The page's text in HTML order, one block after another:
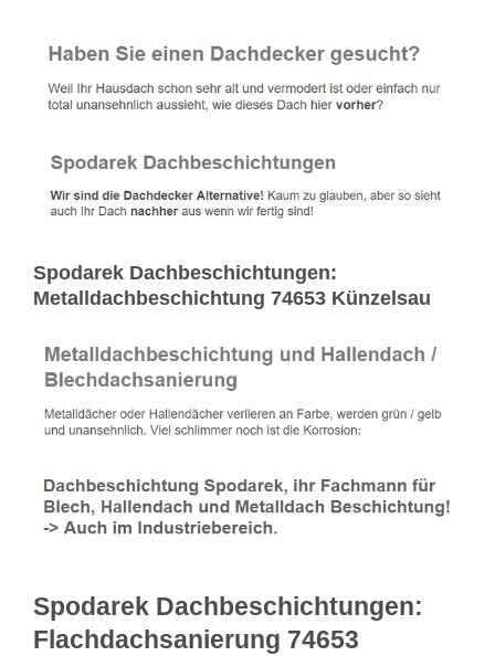
Spodarek Dachbeschichtungen:
Metalldachbeschichtung 74653 Künzelsau
Spodarek Dachbeschichtungen:
Flachdachsanierung 74653